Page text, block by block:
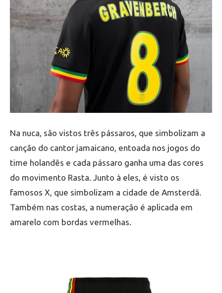
Na nuca, são vistos três pássaros, que simbolizam a
canção do cantor jamaicano, entoada nos jogos do
time holandês e cada pássaro ganha uma das cores
do movimento Rasta. Junto à eles, é visto os
famosos X, que simbolizam a cidade de Amsterdã.
Também nas costas, a numeração é aplicada em
amarelo com bordas vermelhas.